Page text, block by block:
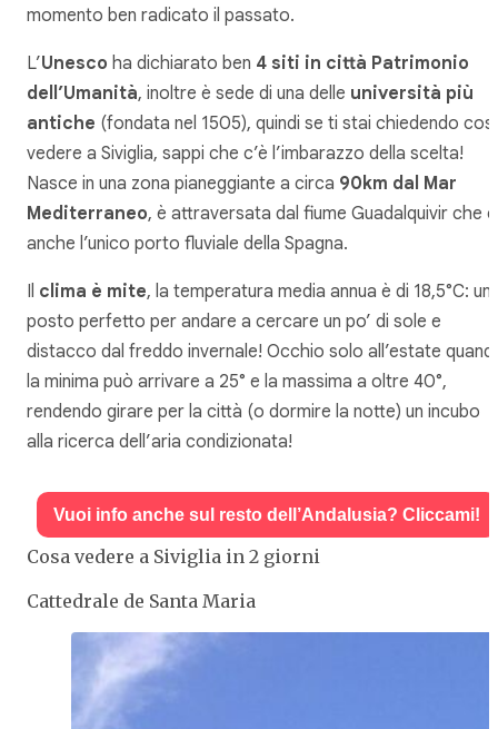
momento ben radicato il passato.
L’Unesco ha dichiarato ben 4 siti in città Patrimonio
dell’Umanità, inoltre è sede di una delle università più
antiche (fondata nel 1505), quindi se ti stai chiedendo
vedere a Siviglia, sappi che c’è l’imbarazzo della scelta!
Nasce in una zona pianeggiante a circa 90km dal Mar
Mediterraneo, è attraversata dal fiume Guadalquivir che è
anche l’unico porto fluviale della Spagna.
Il clima è mite, la temperatura media annua è di 18,5°C: un
posto perfetto per andare a cercare un po’ di sole e
distacco dal freddo invernale! Occhio solo all’estate
la minima può arrivare a 25° e la massima a oltre 40°,
rendendo girare per la città (o dormire la notte) un incubo
alla ricerca dell’aria condizionata!
Vuoi info anche sul resto dell’Andalusia? Cliccami!
Cosa vedere a Siviglia in 2 giorni
Cattedrale de Santa Maria